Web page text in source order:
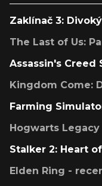
Zaklínač 3:
The Last of Us:
Assassin's Creed
Kingdom Come:
Farming
Hogwarts
Stalker 2: Heart
Elden Ring -